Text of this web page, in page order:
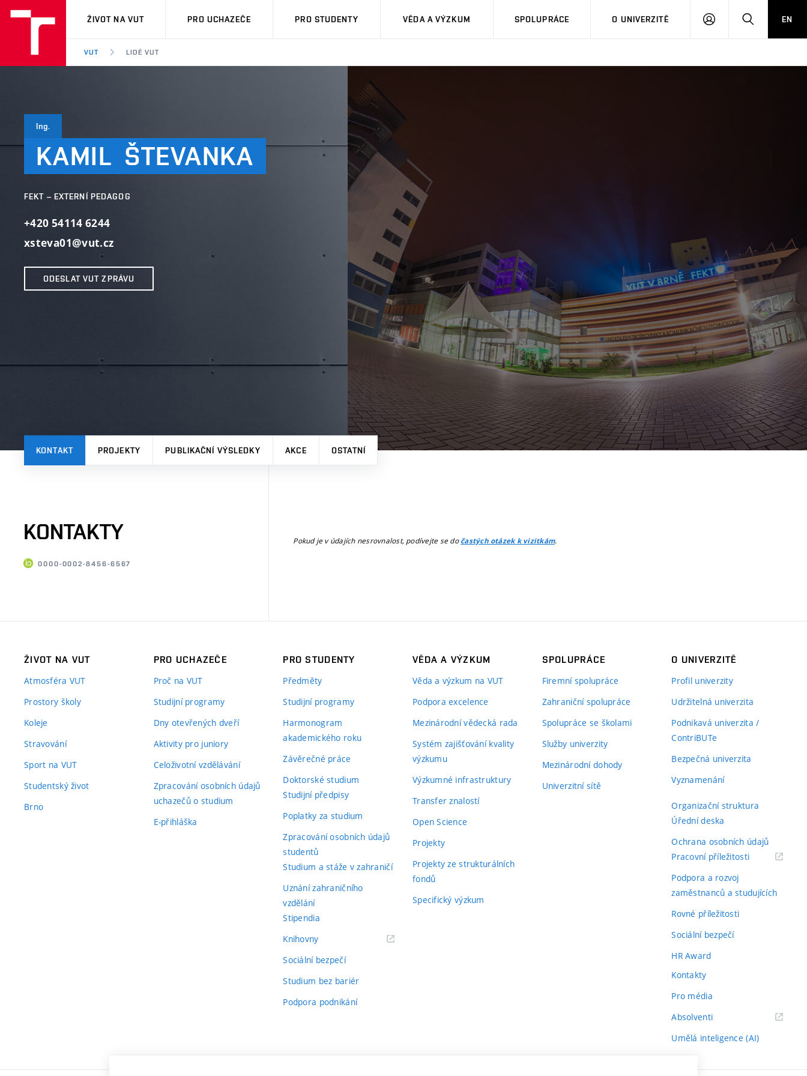
VUT
ŽIVOT NA VUT PRO UCHAZEČE PRO STUDENTY VĚDA A VÝZKUM SPOLUPRÁCE O UNIVERZITĚ
PŘIHLÁSIT HLEDATEN
VUT LIDÉ VUT
Ing.
KAMIL ŠTEVANKA
FEKT – EXTERNÍ PEDAGOG
+420 54114 6244
xsteva01@vut.cz
ODESLAT VUT ZPRÁVU
KONTAKT PROJEKTY PUBLIKAČNÍ VÝSLEDKY AKCE OSTATNÍ
KONTAKTY
0000-0002-8456-6567
Pokud je v údajích nesrovnalost, podívejte se dočastých otázek k vizitkám.
ŽIVOT NA VUT
Atmosféra VUT
Prostory školy
Koleje
Stravování
Sport na VUT
Studentský život
Brno
PRO UCHAZEČE
Proč na VUT
Studijní programy
Dny otevřených dveří
Aktivity pro juniory
Celoživotní vzdělávání
Zpracování osobních údajů
uchazečů o studium
E-přihláška
PRO STUDENTY
Předměty
Studijní programy
Harmonogram
akademického roku
Závěrečné práce
Doktorské studium
Studijní předpisy
Poplatky za studium
Zpracování osobních údajů
studentů
Studium a stáže v zahraničí
Uznání zahraničního
vzdělání
Stipendia
Knihovny(externí
Sociální bezpečí
Studium bez bariér
Podpora podnikání
VĚDA A VÝZKUM
Věda a výzkum na VUT
Podpora excelence
Mezinárodní vědecká rada
Systém zajišťování kvality
výzkumu
Výzkumné infrastruktury
Transfer znalostí
Open Science
Projekty
Projekty ze strukturálních
fondů
Specifický výzkum
SPOLUPRÁCE
Firemní spolupráce
Zahraniční spolupráce
Spolupráce se školami
Služby univerzity
Mezinárodní dohody
Univerzitní sítě
O UNIVERZITĚ
Profil univerzity
Udržitelná univerzita
Podnikavá univerzita /
ContriBUTe
Bezpečná univerzita
Vyznamenání
Organizační struktura
Úřední deska
Ochrana osobních údajů
Pracovní příležitosti(externí
Podpora a rozvoj
zaměstnanců a studujících
Rovné příležitosti
Sociální bezpečí
HR Award
Kontakty
Pro média
Absolventi(externí
Umělá inteligence (AI)